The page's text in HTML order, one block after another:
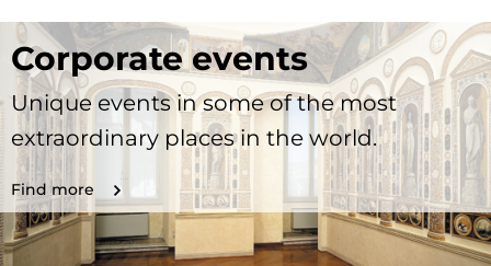
Corporate events
Unique events in some of the most
extraordinary places in the world.
Find more